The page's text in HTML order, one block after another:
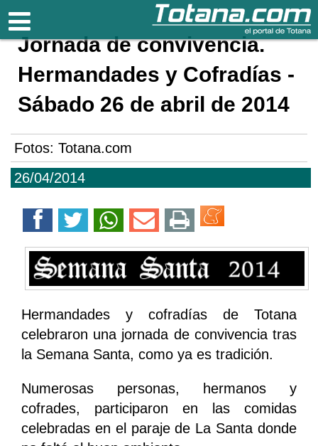
Totana.com
26/04/2014
Jornada de convivencia.
Hermandades y Cofradías -
Sábado 26 de abril de 2014
Fotos: Totana.com
Hermandades y cofradías de Totana
celebraron una jornada de convivencia tras
la Semana Santa, como ya es tradición.
Numerosas personas, hermanos y
cofrades, participaron en las comidas
celebradas en el paraje de La Santa donde